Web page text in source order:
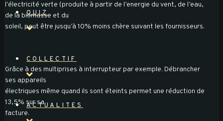
QUIZ
COLLECTIF
ACTUALITES
l’électricité verte (produite à partir de l’energie du vent, de l’eau,
de la biomasse et du
soleil, peut être jusqu’à 10% moins chère suivant les fournisseurs.
Grâce à des multiprises à interrupteur par exemple. Débrancher
ses appareils
électriques même quand ils sont éteints permet une réduction de
13,5% sur sa
facture.